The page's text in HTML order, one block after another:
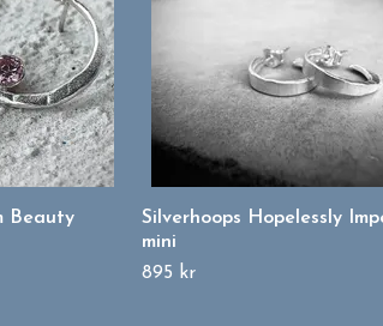
Beauty
Silverhoops Hopelessly
mini
895 kr